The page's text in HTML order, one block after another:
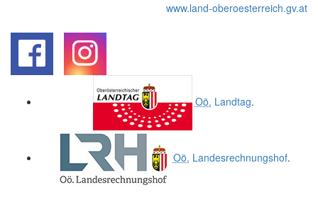
www.land-oberoesterreich.gv.at
Oö. Landtag.
Oö. Landesrechnungshof.